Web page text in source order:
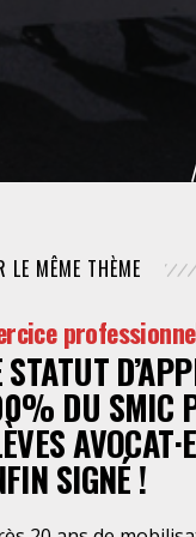
NUMÉRIQUE
POLICE /
PROCÉDURE
LE MÊME THÈME
STATUT
DU SMIC
SIGNÉ !